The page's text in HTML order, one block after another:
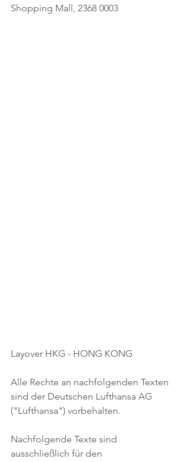
Shopping Mall, 2368 0003
Layover HKG - HONG KONG
Alle Rechte an nachfolgenden Texten
sind der Deutschen Lufthansa AG
("Lufthansa") vorbehalten.
Nachfolgende Texte sind
ausschließlich für den